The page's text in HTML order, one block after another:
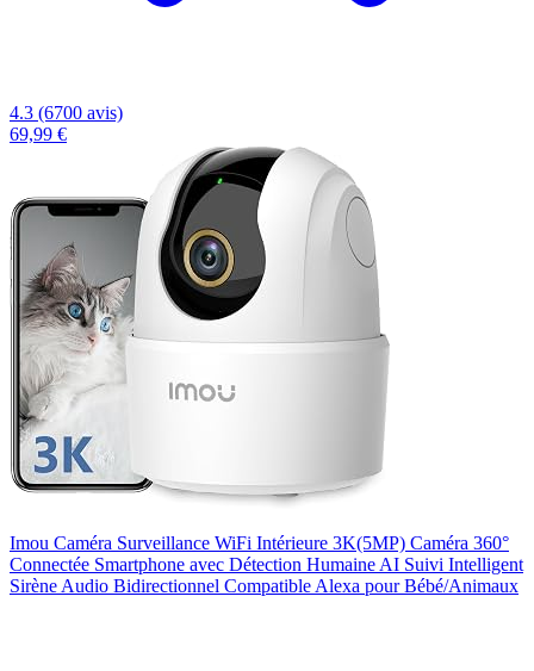
4.3 (6700 avis)
69,99 €
Imou Caméra Surveillance WiFi Intérieure 3K(5MP) Caméra 360°
Connectée Smartphone avec Détection Humaine AI Suivi Intelligent
Sirène Audio Bidirectionnel Compatible Alexa pour Bébé/Animaux